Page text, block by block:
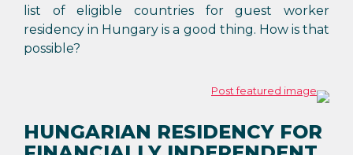
list of eligible countries for guest worker
residency in Hungary is a good thing. How is that
possible?
HUNGARIAN RESIDENCY FOR